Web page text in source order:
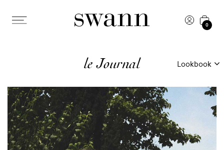
0
le Journal Lookbook